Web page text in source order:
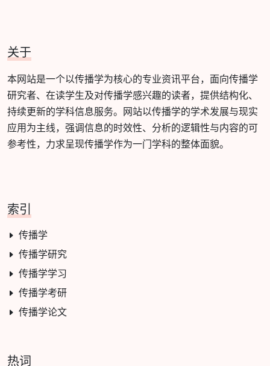
关于
本网站是一个以传播学为核心的专业资讯平台，面向传播学
研究者、在读学生及对传播学感兴趣的读者，提供结构化、
持续更新的学科信息服务。网站以传播学的学术发展与现实
应用为主线，强调信息的时效性、分析的逻辑性与内容的可
参考性，力求呈现传播学作为一门学科的整体面貌。
索引
传播学
传播学研究
传播学学习
传播学考研
传播学论文
热词